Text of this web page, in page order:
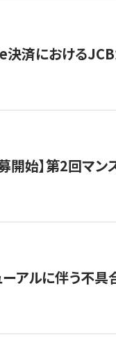
決済における
開始】第2回マ
ーアルに伴う不